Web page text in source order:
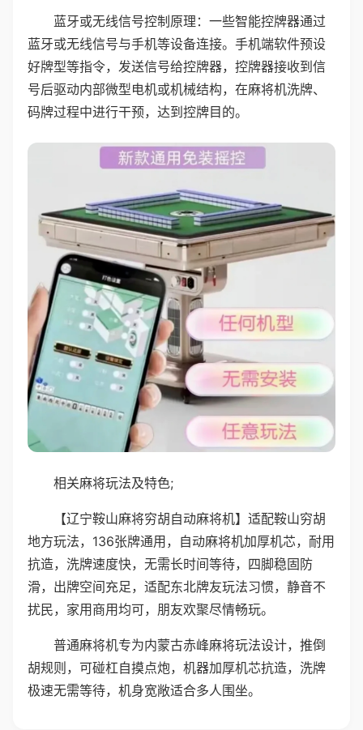
蓝牙或无线信号控制原理：一些智能控牌器通过
蓝牙或无线信号与手机等设备连接。手机端软件预设
好牌型等指令，发送信号给控牌器，控牌器接收到信
号后驱动内部微型电机或机械结构，在麻将机洗牌、
码牌过程中进行干预，达到控牌目的。
相关麻将玩法及特色;
【辽宁鞍山麻将穷胡自动麻将机】适配鞍山穷胡
地方玩法，136张牌通用，自动麻将机加厚机芯，耐用
抗造，洗牌速度快，无需长时间等待，四脚稳固防
滑，出牌空间充足，适配东北牌友玩法习惯，静音不
扰民，家用商用均可，朋友欢聚尽情畅玩。
普通麻将机专为内蒙古赤峰麻将玩法设计，推倒
胡规则，可碰杠自摸点炮，机器加厚机芯抗造，洗牌
极速无需等待，机身宽敞适合多人围坐。